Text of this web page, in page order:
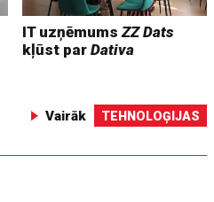
IT uzņēmumsZZ Dats
kļūst parDativa
Vairāk TEHNOLOĢIJAS